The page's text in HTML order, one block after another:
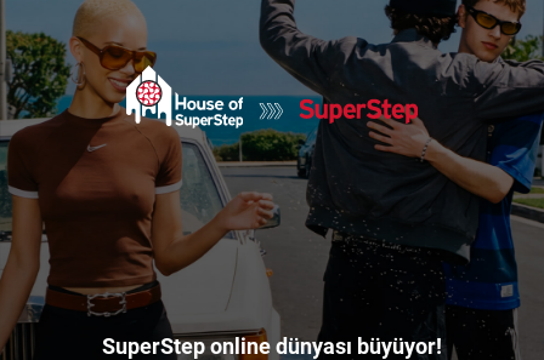
SuperStep online dünyası büyüyor!